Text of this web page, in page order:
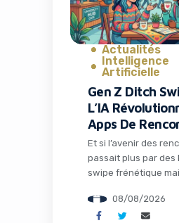
l’industrie musicale
traditionnelle.
fait un pas décisif […]
Actualités
Intelligence
Artificielle
Gen Z Ditch
L’IA
Apps De
Et si l’avenir des
passait plus par des
swipe frénétique
comprend vraiment
êtes ? C’est le pari
08/08/2026